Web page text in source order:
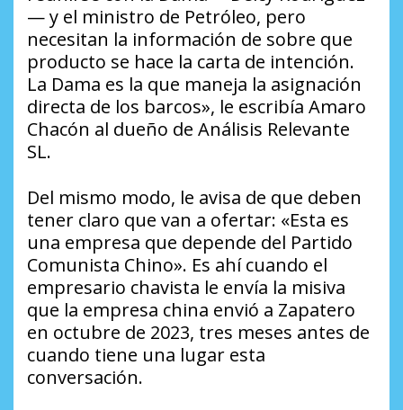
— y el ministro de Petróleo, pero
necesitan la información de sobre que
producto se hace la carta de intención.
La Dama es la que maneja la asignación
directa de los barcos», le escribía Amaro
Chacón al dueño de Análisis Relevante
SL.
Del mismo modo, le avisa de que deben
tener claro que van a ofertar: «Esta es
una empresa que depende del Partido
Comunista Chino». Es ahí cuando el
empresario chavista le envía la misiva
que la empresa china envió a Zapatero
en octubre de 2023, tres meses antes de
cuando tiene una lugar esta
conversación.